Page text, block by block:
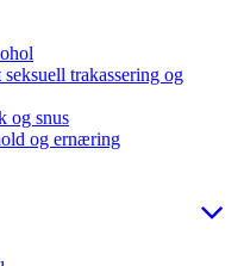
trakassering og
og snus
og ernæring